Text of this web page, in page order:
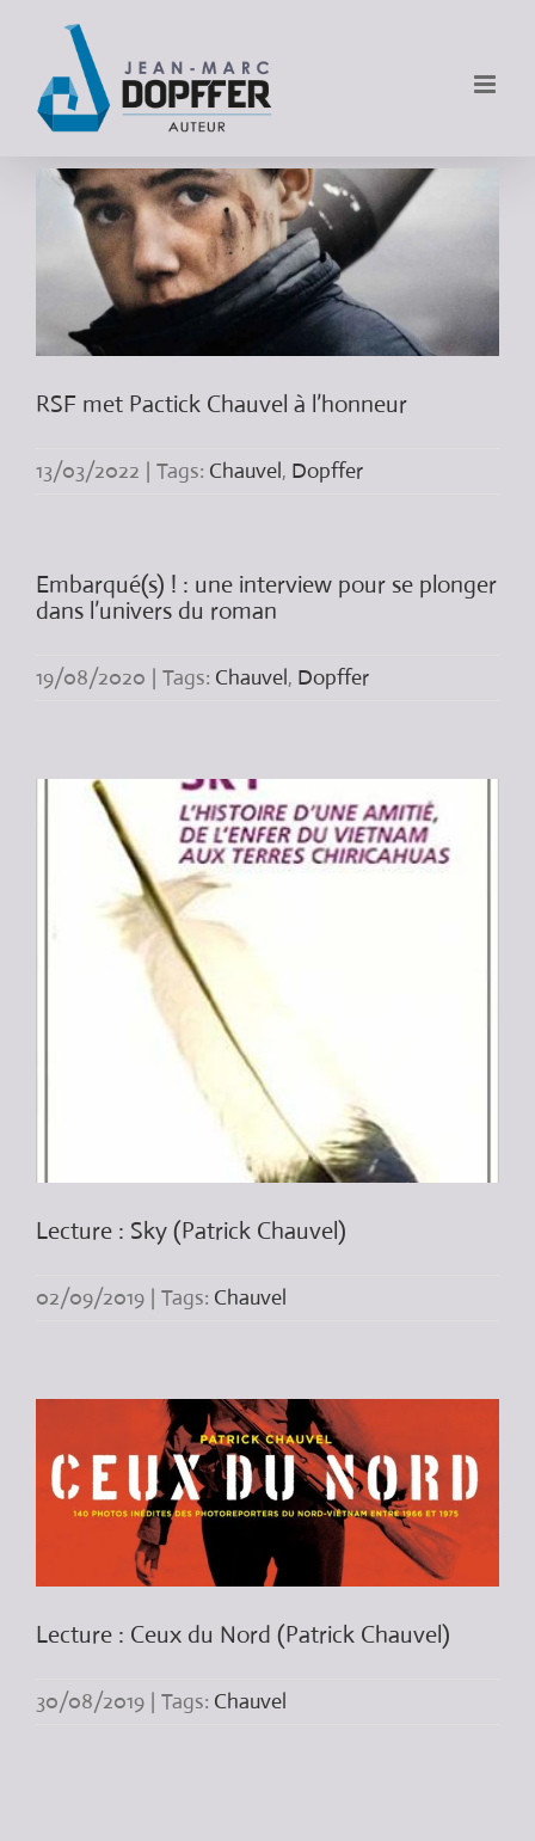
RSF met Pactick Chauvel à l’honneur
13/03/2022 | Tags: Chauvel, Dopffer
Embarqué(s) ! : une interview pour se plonger
dans l’univers du roman
19/08/2020 | Tags: Chauvel, Dopffer
Lecture : Sky (Patrick Chauvel)
02/09/2019 | Tags: Chauvel
Lecture : Ceux du Nord (Patrick Chauvel)
30/08/2019 | Tags: Chauvel